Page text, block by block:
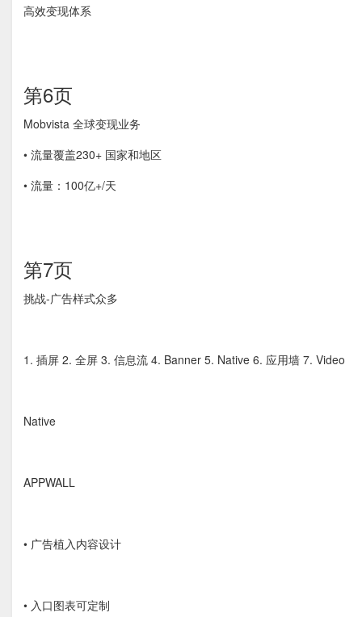
高效变现体系
第6页
Mobvista 全球变现业务
• 流量覆盖230+ 国家和地区
• 流量：100亿+/天
第7页
挑战-广告样式众多
1. 插屏 2. 全屏 3. 信息流 4. Banner 5. Native 6. 应用墙 7. Video
Native
APPWALL
• 广告植入内容设计
• 入口图表可定制